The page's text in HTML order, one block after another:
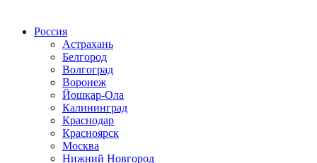
Россия
Астрахань
Белгород
Волгоград
Воронеж
Йошкар-Ола
Калининград
Краснодар
Красноярск
Москва
Нижний Новгород